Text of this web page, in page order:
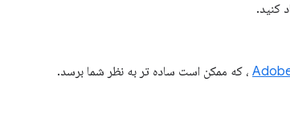
، که ممکن است ساده تر به نظر شما برسد.